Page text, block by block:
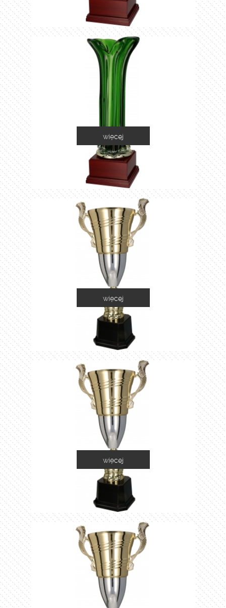
1035C
więcej
2055A
więcej
2055B
więcej